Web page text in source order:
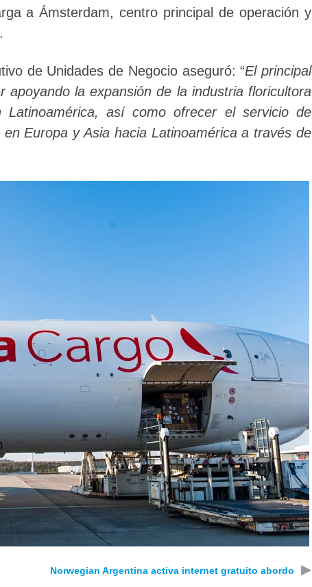
a Ámsterdam, centro principal de operación y
de Unidades de Negocio aseguró: “El principal
apoyando la expansión de la industria floricultora
así como ofrecer el servicio de
Europa y Asia hacia Latinoamérica a través de
Norwegian Argentina activa internet gratuito abordo ▶